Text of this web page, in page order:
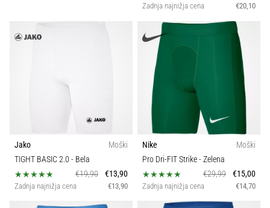
Zadnja najnižja cena €20,10
Jako
Moški
TIGHT BASIC 2.0 - Bela
€19,90
€13,90
Zadnja najnižja cena €13,90
Nike
Moški
Pro Dri-FIT Strike- Zelena
€29,99
€15,00
Zadnja najnižja cena €14,70